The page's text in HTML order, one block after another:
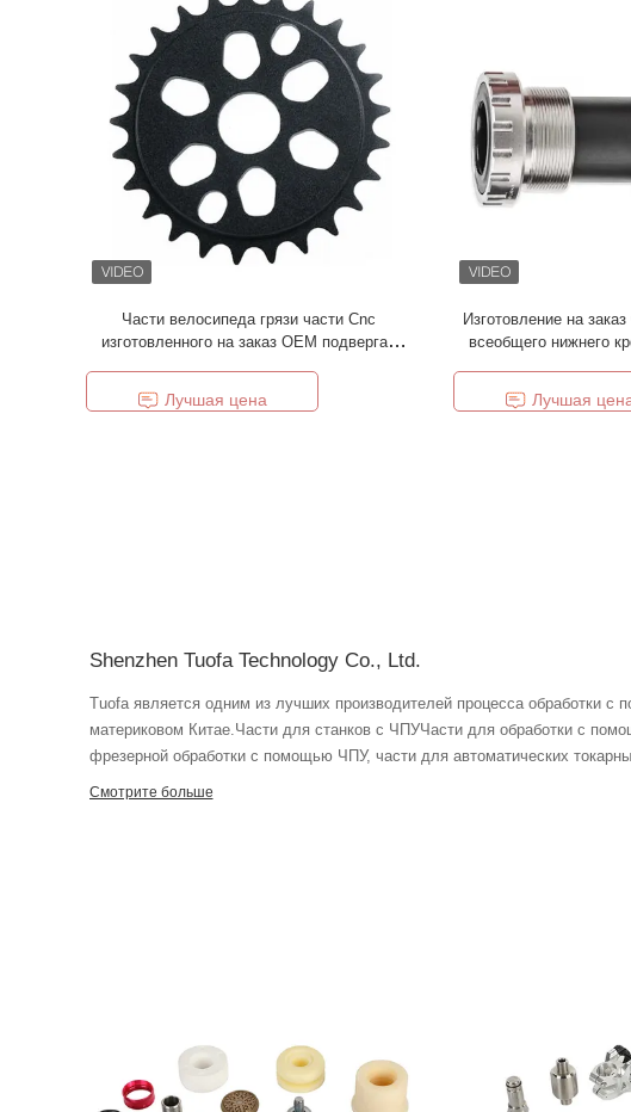
Части велосипеда грязи части Cnc
изготовленного на заказ OEM подвергая
Лучшая цена
Изготовление на
всеобщего нижнего
Лучшая
Shenzhen Tuofa Technology Co., Ltd.
Tuofa является одним из лучших производителей процесса обработки
материковом Китае.Части для станков с ЧПУЧасти для обработки с
фрезерной обработки с помощью ЧПУ, части для автоматических
штамповки, части для листового металла. Мы предоставляем
металлических деталей из одного окна, от проектирования, чертежа,
Машины, и т.д. Мы сплоченная компания. команда талантливых и
технические консультанты. Работа в команде:У нас более 50 опытных
QC, команды продаж и менеджмента. Каждый член прочно связан, чтобы
Смотрите больше